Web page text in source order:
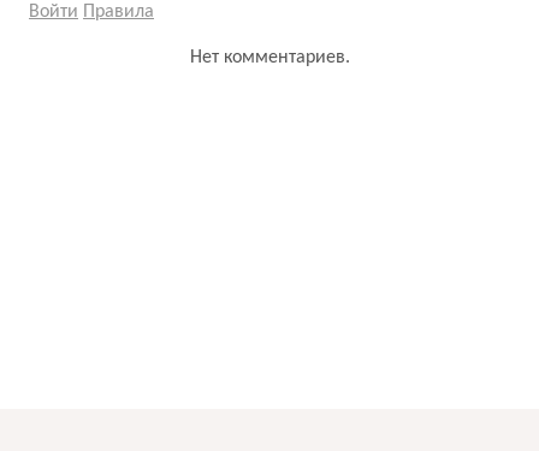
Войти Правила
Нет комментариев.